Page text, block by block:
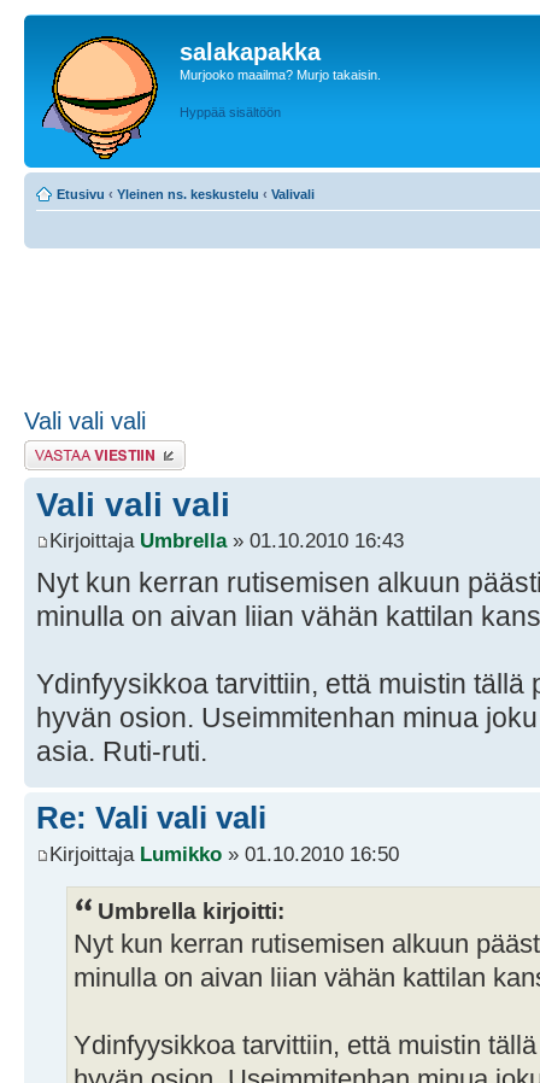
salakapakka
Murjooko maailma? Murjo takaisin.
Hyppää sisältöön
Etusivu ‹ Yleinen ns. keskustelu ‹ Valivali
Vali vali vali
Lähetä vastaus
Vali vali vali
Kirjoittaja Umbrella» 01.10.2010 16:43
Nyt kun kerran rutisemisen alkuun
minulla on aivan liian vähän kattilan
Ydinfyysikkoa tarvittiin, että muistin tällä
hyvän osion. Useimmitenhan minua
asia. Ruti-ruti.
Re: Vali vali vali
Kirjoittaja Lumikko » 01.10.2010 16:50
Umbrella kirjoitti:
Nyt kun kerran rutisemisen alkuun
minulla on aivan liian vähän kattilan
Ydinfyysikkoa tarvittiin, että muistin